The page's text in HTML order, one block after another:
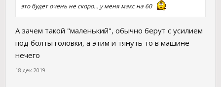
это будет очень не скоро... у меня макс на 60
А зачем такой "маленький", обычно берут с усилием
под болты головки, а этим и тянуть то в машине
нечего
18 дек 2019